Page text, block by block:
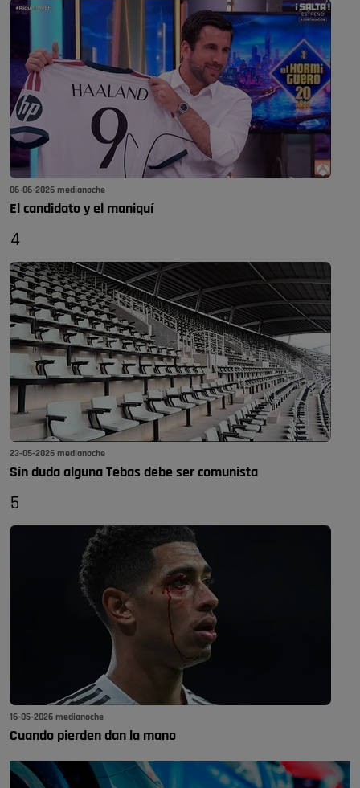
06-06-2026 medianoche
El candidato y el maniquí
4
23-05-2026 medianoche
Sin duda alguna Tebas debe ser comunista
5
16-05-2026 medianoche
Cuando pierden dan la mano